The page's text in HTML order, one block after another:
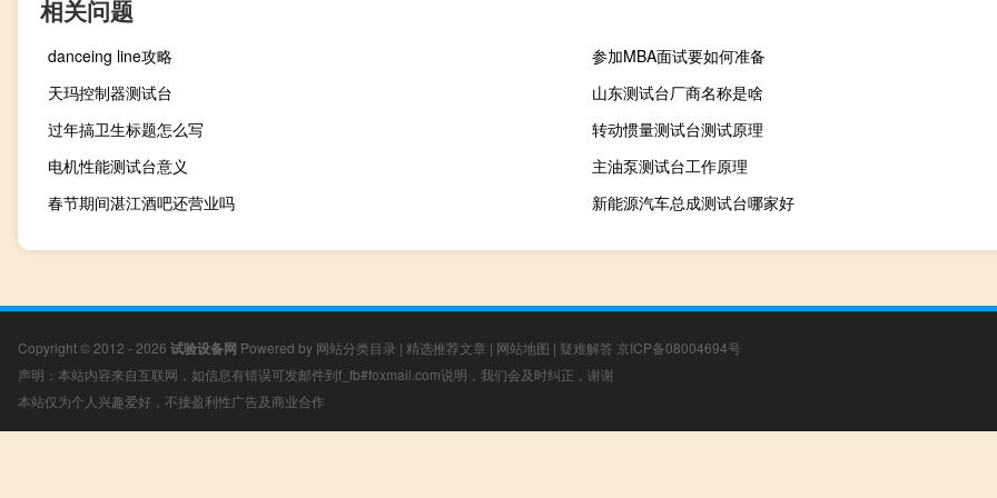
相关问题
danceing line攻略
参加MBA面试要如何准备
天玛控制器测试台
山东测试台厂商名称是啥
过年搞卫生标题怎么写
转动惯量测试台测试原理
电机性能测试台意义
主油泵测试台工作原理
春节期间湛江酒吧还营业吗
新能源汽车总成测试台哪家好
Copyright © 2012 - 2026 试验设备网 Powered by 网站分类目录 | 精选推荐文章 | 网站地图 | 疑难解答 京ICP备08004694号
声明：本站内容来自互联网，如信息有错误可发邮件到f_fb#foxmail.com说明，我们会及时纠正，谢谢
本站仅为个人兴趣爱好，不接盈利性广告及商业合作